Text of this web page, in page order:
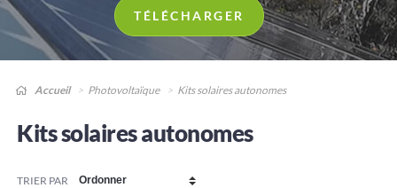
TÉLÉCHARGER
Accueil Photovoltaïque Kits solaires autonomes
Kits solaires autonomes
TRIER PAR